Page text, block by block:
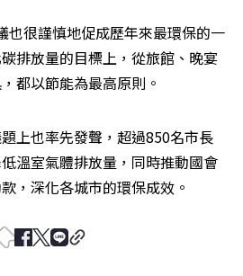
也很謹慎地促成歷年來最環保的一
排放量的目標上，從旅館、晚宴
都以節能為最高原則。
上也率先發聲，超過850名市長
溫室氣體排放量，同時推動國會
，深化各城市的環保成效。